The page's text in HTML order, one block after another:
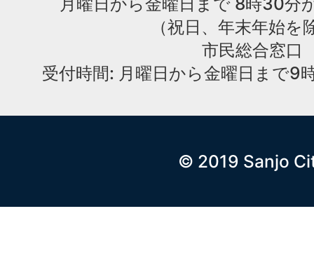
（祝日、年末年始を
市民総合窓口
受付時間: 月曜日から金曜日まで9
© 2019 Sanjo